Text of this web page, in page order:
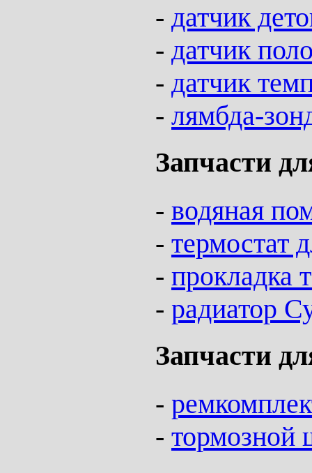
- датчик
- датчик
- датчик
- лямбда-
Запчасти
- водяная
- термостат
- прокладка
- радиатор
Запчасти
-
- тормозной